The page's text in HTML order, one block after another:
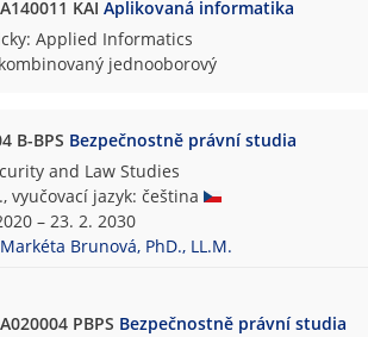
KAIAplikovaná informatika
Applied Informatics
jednooborový
B-BPS Bezpečnostně právní studia
and Law Studies
vyučovací jazyk: čeština
– 23. 2. 2030
Brunová, PhD., LL.M.
PBPS Bezpečnostně právní studia